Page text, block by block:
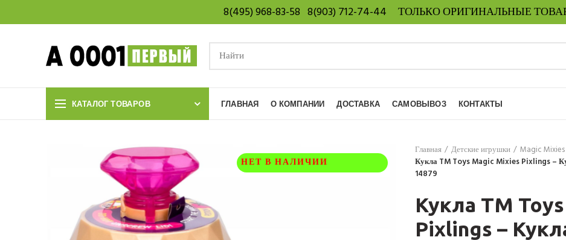
8(495) 968-83-58 8(903) 712-74-44 ТОЛЬКО ОРИГИНАЛЬНЫЕ
КАТАЛОГ ТОВАРОВ ГЛАВНАЯ О КОМПАНИИ ДОСТАВКА САМОВЫВОЗ КОНТАКТЫ
НЕТ В НАЛИЧИИ
Главная Детские игрушки
Magic Mixies
Кукла TM Toys Magic Mixies Pixlings –
14879
Кукла TM
Pixlings –